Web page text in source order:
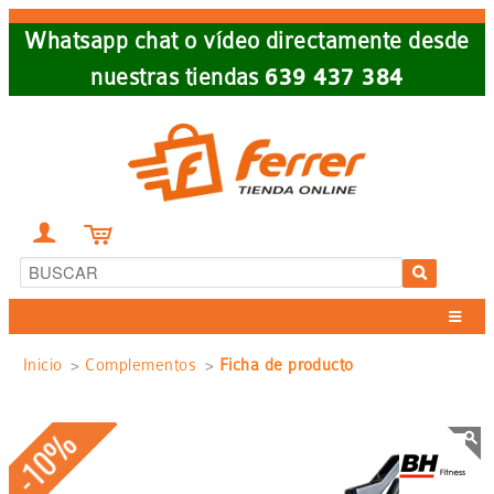
Skip
Whatsapp chat o vídeo directamente desde
nuestras tiendas 639 437 384
 
Sobrescribir
de
Inicio Complementos Ficha de producto
-10%